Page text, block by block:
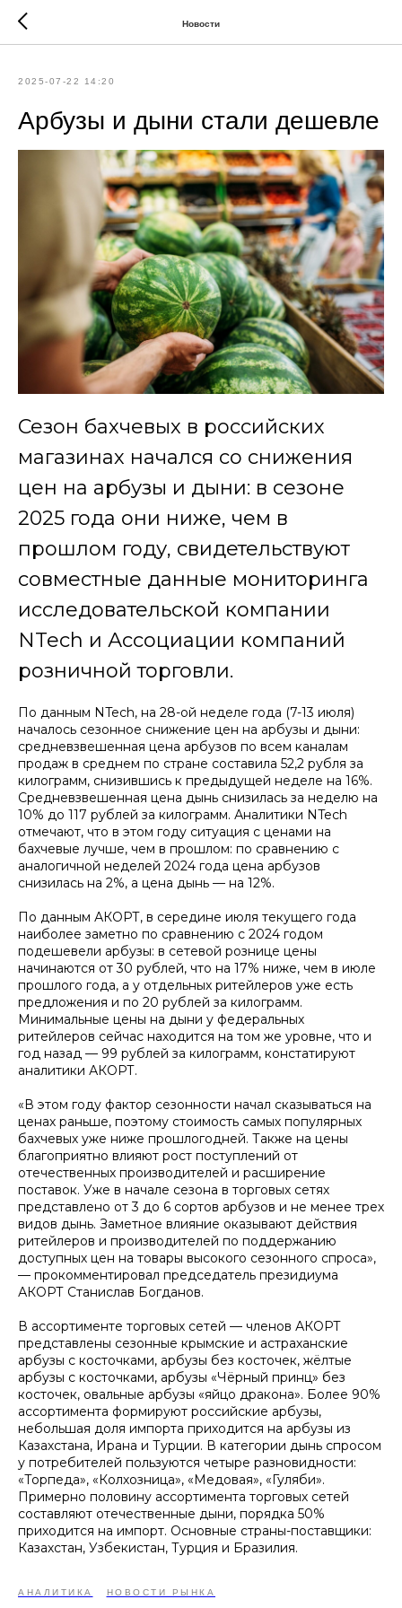
Новости
2025-07-22 14:20
Арбузы и дыни стали дешевле
Сезон бахчевых в российских
магазинах начался со снижения
цен на арбузы и дыни: в сезоне
2025 года они ниже, чем в
прошлом году, свидетельствуют
совместные данные мониторинга
исследовательской компании
NTech и Ассоциации компаний
розничной торговли.
По данным NTech, на 28-ой неделе года (7-13 июля)
началось сезонное снижение цен на арбузы и дыни:
средневзвешенная цена арбузов по всем каналам
продаж в среднем по стране составила 52,2 рубля за
килограмм, снизившись к предыдущей неделе на 16%.
Средневзвешенная цена дынь снизилась за неделю на
10% до 117 рублей за килограмм. Аналитики NTech
отмечают, что в этом году ситуация с ценами на
бахчевые лучше, чем в прошлом: по сравнению с
аналогичной неделей 2024 года цена арбузов
снизилась на 2%, а цена дынь — на 12%.
По данным АКОРТ, в середине июля текущего года
наиболее заметно по сравнению с 2024 годом
подешевели арбузы: в сетевой рознице цены
начинаются от 30 рублей, что на 17% ниже, чем в июле
прошлого года, а у отдельных ритейлеров уже есть
предложения и по 20 рублей за килограмм.
Минимальные цены на дыни у федеральных
ритейлеров сейчас находится на том же уровне, что и
год назад — 99 рублей за килограмм, констатируют
аналитики АКОРТ.
«В этом году фактор сезонности начал сказываться на
ценах раньше, поэтому стоимость самых популярных
бахчевых уже ниже прошлогодней. Также на цены
благоприятно влияют рост поступлений от
отечественных производителей и расширение
поставок. Уже в начале сезона в торговых сетях
представлено от 3 до 6 сортов арбузов и не менее трех
видов дынь. Заметное влияние оказывают действия
ритейлеров и производителей по поддержанию
доступных цен на товары высокого сезонного спроса»,
— прокомментировал председатель президиума
АКОРТ Станислав Богданов.
В ассортименте торговых сетей — членов АКОРТ
представлены сезонные крымские и астраханские
арбузы с косточками, арбузы без косточек, жёлтые
арбузы с косточками, арбузы «Чёрный принц» без
косточек, овальные арбузы «яйцо дракона». Более 90%
ассортимента формируют российские арбузы,
небольшая доля импорта приходится на арбузы из
Казахстана, Ирана и Турции. В категории дынь спросом
у потребителей пользуются четыре разновидности:
«Торпеда», «Колхозница», «Медовая», «Гуляби».
Примерно половину ассортимента торговых сетей
составляют отечественные дыни, порядка 50%
приходится на импорт. Основные страны-поставщики:
Казахстан, Узбекистан, Турция и Бразилия.
АНАЛИТИКА НОВОСТИ РЫНКА